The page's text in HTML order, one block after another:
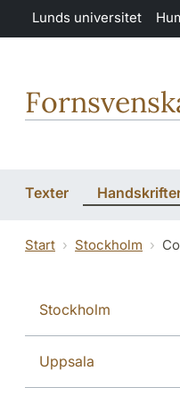
Hoppa till huvudinnehåll
Lunds universitet
Texter
Start Stockholm
Stockholm
Uppsala